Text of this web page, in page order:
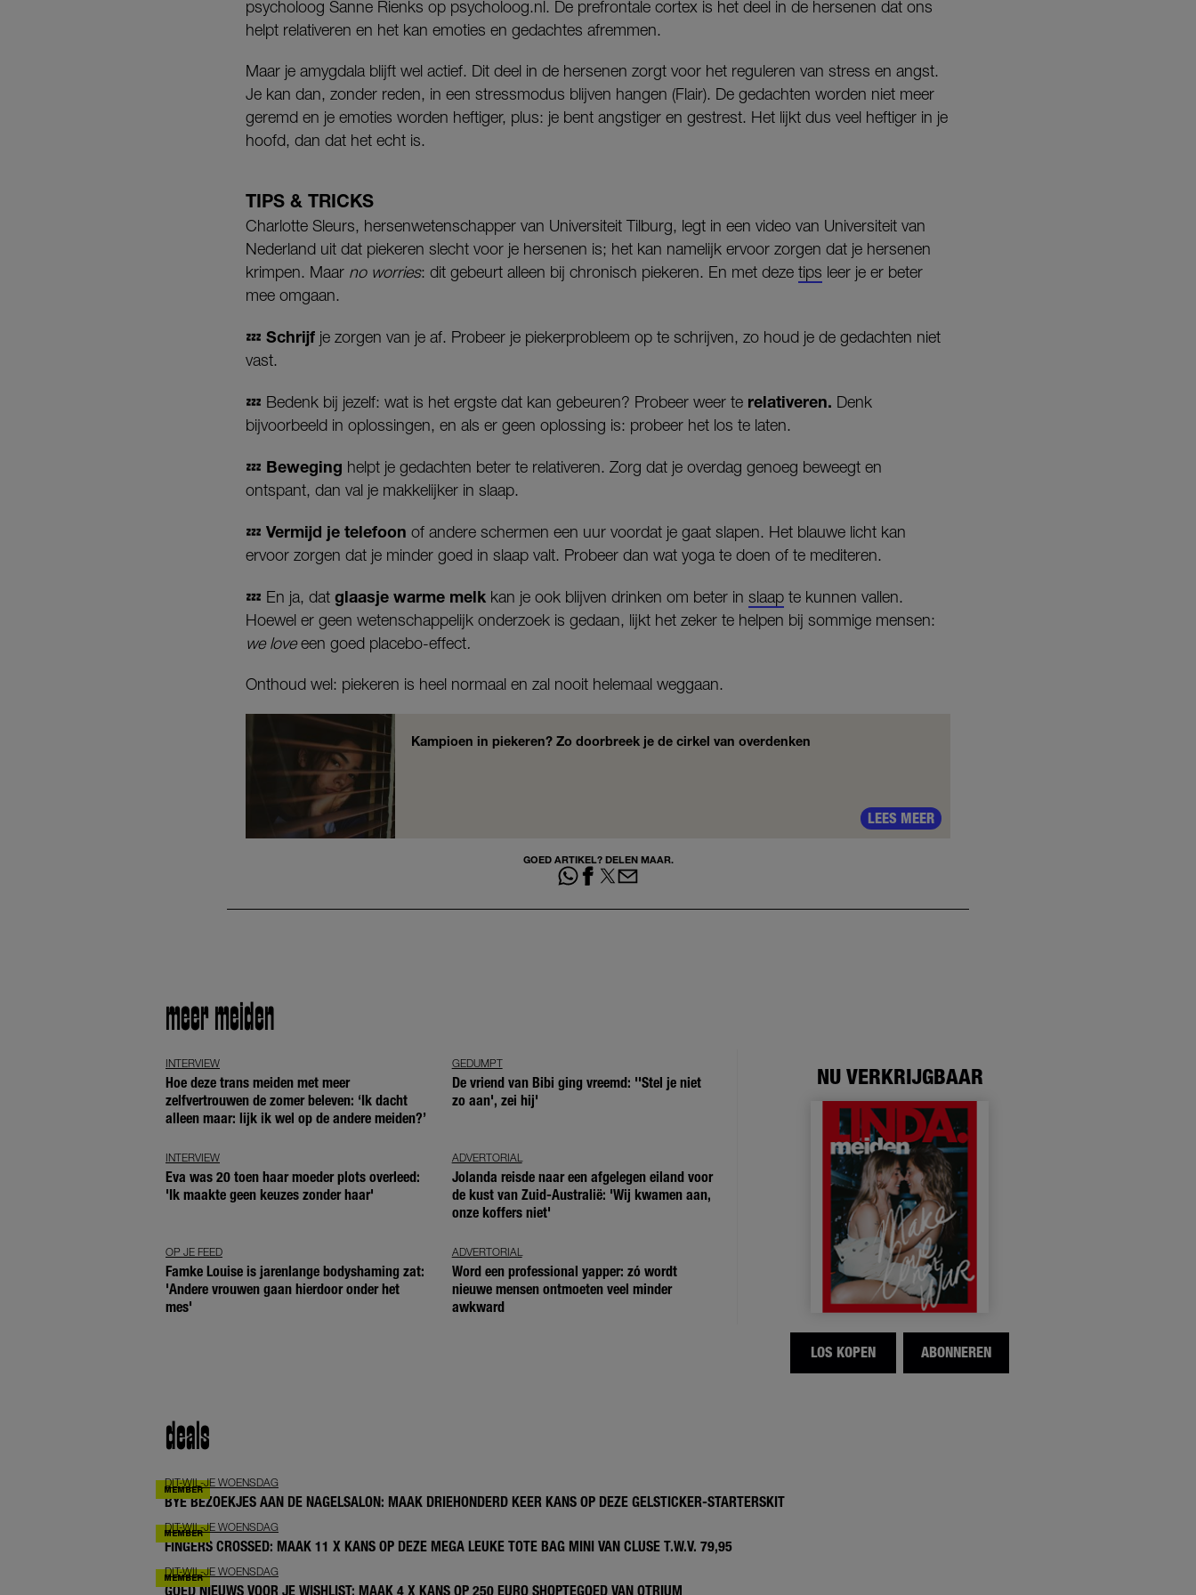
psycholoog Sanne Rienks op psycholoog.nl. De prefrontale cortex is het deel in de hersenen dat ons
helpt relativeren en het kan emoties en gedachtes afremmen.
Maar je amygdala blijft wel actief. Dit deel in de hersenen zorgt voor het reguleren van stress en angst.
Je kan dan, zonder reden, in een stressmodus blijven hangen (Flair). De gedachten worden niet meer
geremd en je emoties worden heftiger, plus: je bent angstiger en gestrest. Het lijkt dus veel heftiger in je
hoofd, dan dat het echt is.
TIPS & TRICKS
Charlotte Sleurs, hersenwetenschapper van Universiteit Tilburg, legt in een video van Universiteit van
Nederland uit dat piekeren slecht voor je hersenen is; het kan namelijk ervoor zorgen dat je hersenen
krimpen. Maar no worries: dit gebeurt alleen bij chronisch piekeren. En met deze tips leer je er beter
mee omgaan.
💤 Schrijf je zorgen van je af. Probeer je piekerprobleem op te schrijven, zo houd je de gedachten niet
vast.
💤 Bedenk bij jezelf: wat is het ergste dat kan gebeuren? Probeer weer te relativeren. Denk
bijvoorbeeld in oplossingen, en als er geen oplossing is: probeer het los te laten.
💤 Beweging helpt je gedachten beter te relativeren. Zorg dat je overdag genoeg beweegt en
ontspant, dan val je makkelijker in slaap.
💤 Vermijd je telefoon of andere schermen een uur voordat je gaat slapen. Het blauwe licht kan
ervoor zorgen dat je minder goed in slaap valt. Probeer dan wat yoga te doen of te mediteren.
💤 En ja, dat glaasje warme melk kan je ook blijven drinken om beter in slaap te kunnen vallen.
Hoewel er geen wetenschappelijk onderzoek is gedaan, lijkt het zeker te helpen bij sommige mensen:
we loveeen goed placebo-effect.
Onthoud wel: piekeren is heel normaal en zal nooit helemaal weggaan.
Kampioen in piekeren? Zo doorbreek je de cirkel van overdenken
LEES MEER
GOED ARTIKEL? DELEN MAAR.
meer meiden
INTERVIEW
Hoe deze trans meiden met meer
zelfvertrouwen de zomer beleven: ‘Ik dacht
alleen maar: lijk ik wel op de andere meiden?’
GEDUMPT
De vriend van Bibi ging vreemd: ''Stel je niet
zo aan', zei hij'
INTERVIEW
Eva was 20 toen haar moeder plots overleed:
'Ik maakte geen keuzes zonder haar'
ADVERTORIAL
Jolanda reisde naar een afgelegen eiland voor
de kust van Zuid-Australië: 'Wij kwamen aan,
onze koffers niet'
OP JE FEED
Famke Louise is jarenlange bodyshaming zat:
'Andere vrouwen gaan hierdoor onder het
mes'
ADVERTORIAL
Word een professional yapper: zó wordt
nieuwe mensen ontmoeten veel minder
awkward
NU VERKRIJGBAAR
LOS KOPEN ABONNEREN
deals
DIT-WIL-JE WOENSDAG
BYE BEZOEKJES AAN DE NAGELSALON: MAAK DRIEHONDERD KEER KANS OP DEZE GELSTICKER-STARTERSKIT
DIT-WIL-JE WOENSDAG
FINGERS CROSSED: MAAK 11 X KANS OP DEZE MEGA LEUKE TOTE BAG MINI VAN CLUSE T.W.V. 79,95
DIT-WIL-JE WOENSDAG
GOED NIEUWS VOOR JE WISHLIST: MAAK 4 X KANS OP 250 EURO SHOPTEGOED VAN OTRIUM